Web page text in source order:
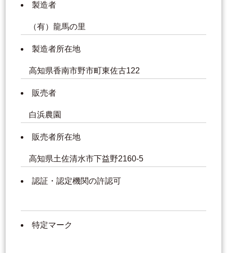
製造者
（有）龍馬の里
製造者所在地
高知県香南市野市町東佐古122
販売者
白浜農園
販売者所在地
高知県土佐清水市下益野2160-5
認証・認定機関の許認可
特定マーク